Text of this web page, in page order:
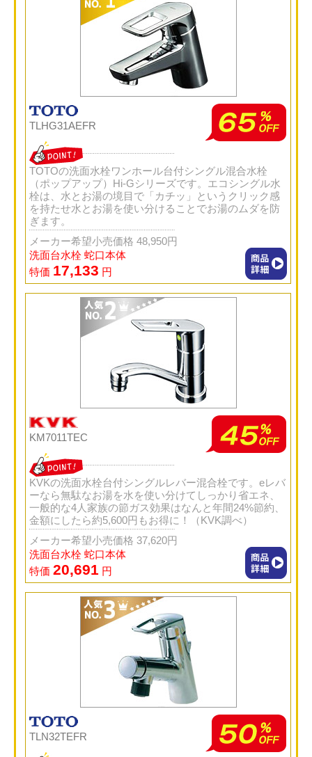
交換工事
について
TLHG31AEFR
TOTOの洗面水栓ワンホール台付シングル混合水栓
（ポップアップ）Hi-Gシリーズです。エコシングル水
栓は、水とお湯の境目で「カチッ」というクリック感
を持たせ水とお湯を使い分けることでお湯のムダを防
ぎます。
メーカー希望小売価格 48,950円
洗面台水栓 蛇口本体
特価 17,133 円
KM7011TEC
KVKの洗面水栓台付シングルレバー混合栓です。eレバ
ーなら無駄なお湯を水を使い分けてしっかり省エネ、
一般的な4人家族の節ガス効果はなんと年間24%節約、
金額にしたら約5,600円もお得に！（KVK調べ）
メーカー希望小売価格 37,620円
洗面台水栓 蛇口本体
特価 20,691 円
TLN32TEFR